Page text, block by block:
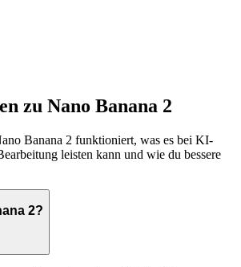
zu Nano Banana 2
Banana 2 funktioniert, was es bei KI-
leisten kann und wie du bessere
2?